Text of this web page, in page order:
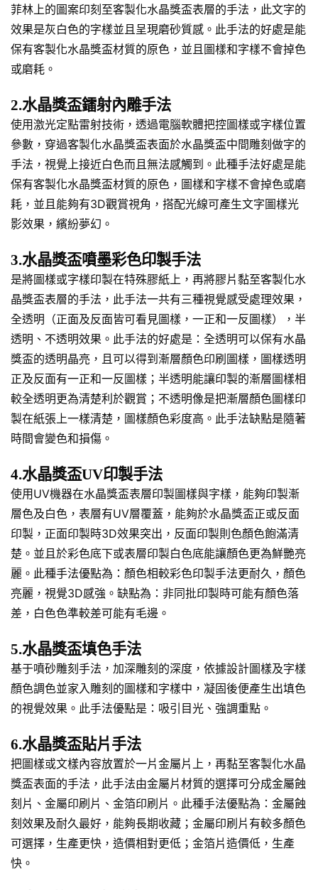
菲林上的圖案印刻至客製化水晶獎盃表層的手法，此文字的
效果是灰白色的字樣並且呈現磨砂質感。此手法的好處是能
保有客製化水晶獎盃材質的原色，並且圖樣和字樣不會掉色
或磨耗。
2.水晶獎盃鐳射內雕手法
使用激光定點雷射技術，透過電腦軟體把控圖樣或字樣位置
參數，穿過客製化水晶獎盃表面於水晶獎盃中間雕刻做字的
手法，視覺上接近白色而且無法感觸到。此種手法好處是能
保有客製化水晶獎盃材質的原色，圖樣和字樣不會掉色或磨
耗，並且能夠有3D觀賞視角，搭配光線可產生文字圖樣光
影效果，繽紛夢幻。
3.水晶獎盃噴墨彩色印製手法
是將圖樣或字樣印製在特殊膠紙上，再將膠片黏至客製化水
晶獎盃表層的手法，此手法一共有三種視覺感受處理效果，
全透明（正面及反面皆可看見圖樣，一正和一反圖樣），半
透明、不透明效果。此手法的好處是：全透明可以保有水晶
獎盃的透明晶亮，且可以得到漸層顏色印刷圖樣，圖樣透明
正及反面有一正和一反圖樣；半透明能讓印製的漸層圖樣相
較全透明更為清楚利於觀賞；不透明像是把漸層顏色圖樣印
製在紙張上一樣清楚，圖樣顏色彩度高。此手法缺點是隨著
時間會變色和損傷。
4.水晶獎盃UV印製手法
使用UV機器在水晶獎盃表層印製圖樣與字樣，能夠印製漸
層色及白色，表層有UV層覆蓋，能夠於水晶獎盃正或反面
印製，正面印製時3D效果突出，反面印製則色顏色飽滿清
楚。並且於彩色底下或表層印製白色底能讓顏色更為鮮艷亮
麗。此種手法優點為：顏色相較彩色印製手法更耐久，顏色
亮麗，視覺3D感強。缺點為：非同批印製時可能有顏色落
差，白色色準較差可能有毛邊。
5.水晶獎盃填色手法
基于噴砂雕刻手法，加深雕刻的深度，依據設計圖樣及字樣
顏色調色並家入雕刻的圖樣和字樣中，凝固後便產生出填色
的視覺效果。此手法優點是：吸引目光、強調重點。
6.水晶獎盃貼片手法
把圖樣或文樣內容放置於一片金屬片上，再黏至客製化水晶
獎盃表面的手法，此手法由金屬片材質的選擇可分成金屬蝕
刻片、金屬印刷片、金箔印刷片。此種手法優點為：金屬蝕
刻效果及耐久最好，能夠長期收藏；金屬印刷片有較多顏色
可選擇，生產更快，造價相對更低；金箔片造價低，生產
快。